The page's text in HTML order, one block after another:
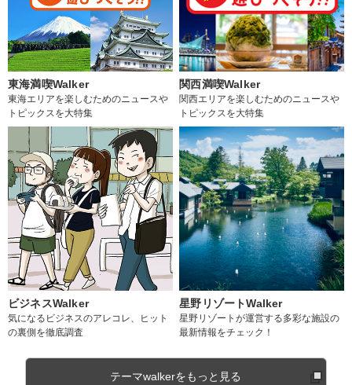
東海満喫Walker
東海エリアを楽しむためのニュースや
トピックスを大特集
関西満喫Walker
関西エリアを楽しむためのニュースや
トピックスを大特集
ビジネスWalker
気になるビジネスのアレコレ、ヒット
の裏側を徹底調査
星野リゾートWalker
星野リゾートが運営する多彩な施設の
最新情報をチェック！
テーマwalkerをもっと見る